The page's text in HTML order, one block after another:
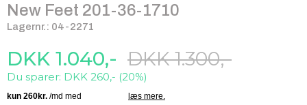
New Feet 201-36-1710
Lagernr.: 04-2271
DKK 1.300,-
Du sparer: DKK 260,- (20%)
DKK 1.040,-